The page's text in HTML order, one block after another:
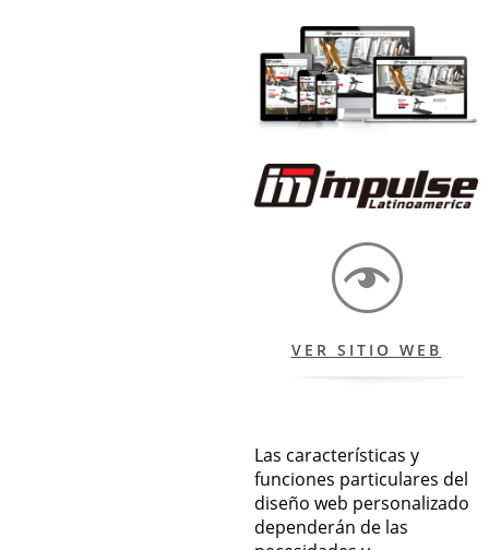
VER SITIO WEB
Las características y
funciones particulares del
diseño web personalizado
dependerán de las